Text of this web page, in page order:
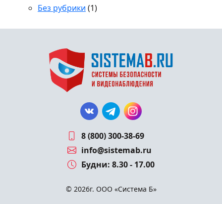
Без рубрики (1)
8 (800) 300-38-69
info@sistemab.ru
Будни: 8.30 - 17.00
© 2026г. ООО «Система Б»